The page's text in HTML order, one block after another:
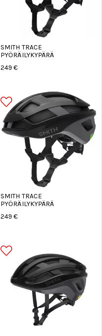
SMITH TRACE
PYÖRÄILYKYPÄRÄ
249 €
SMITH TRACE
PYÖRÄILYKYPÄRÄ
249 €